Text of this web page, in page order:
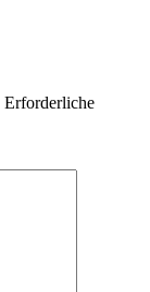
Erforderliche